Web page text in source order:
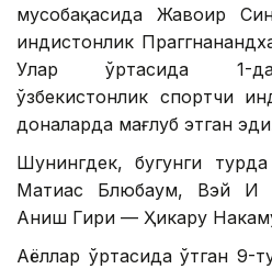
мусобақасида Жавоҳир
ҳиндистонлик
Улар ўртасида 1-
ўзбекистонлик спортчи
доналарда мағлуб этган
Шунингдек, бугунги
Матиас Блюбаум, Вэй И
Аниш Гири — Ҳикару
Аёллар ўртасида ўтган 9-